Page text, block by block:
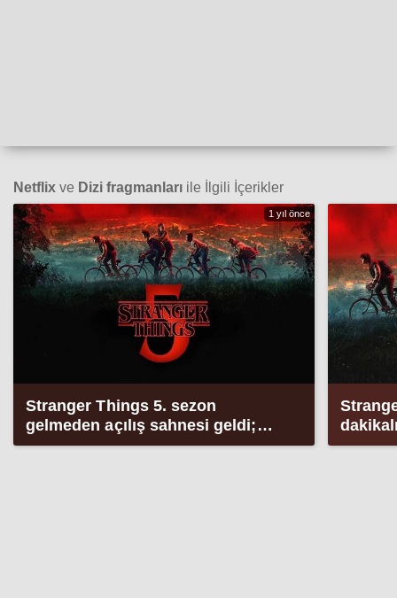
Netflix ve Dizi fragmanları ile İlgili İçerikler
1 yıl önce
Stranger Things 5. sezon
gelmeden açılış sahnesi geldi;
Netflix ilk 5 dakikayı yayınladı